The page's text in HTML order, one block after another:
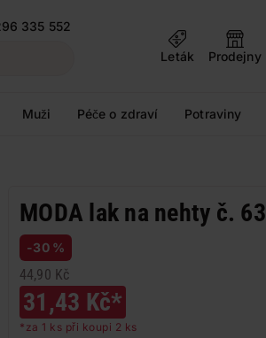
335 552
Leták
Prodejny
Muži Péče o zdraví Potraviny
MODA lak na nehty č. 63
44,90 Kč
31,43 Kč*
*za 1 ks při koupi 2 ks
-30 %